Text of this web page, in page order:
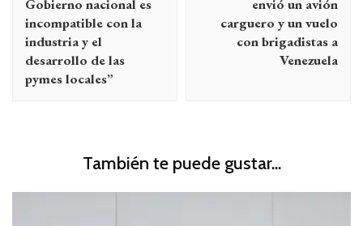
Gobierno nacional es
incompatible con la
industria y el
desarrollo de las
pymes locales”
envió un avión
carguero y un vuelo
con brigadistas a
Venezuela
También te puede gustar...